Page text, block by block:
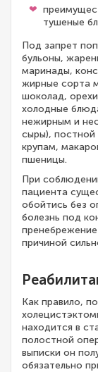
тушеные
Под запрет
бульоны,
маринады,
жирные сорта
шоколад,
холодные
нежирным и
сыры), постной
крупам,
пшеницы.
При
пациента
обойтись без
болезнь под
причиной
Как правило,
находится в
полостной
выписки он
обязательно